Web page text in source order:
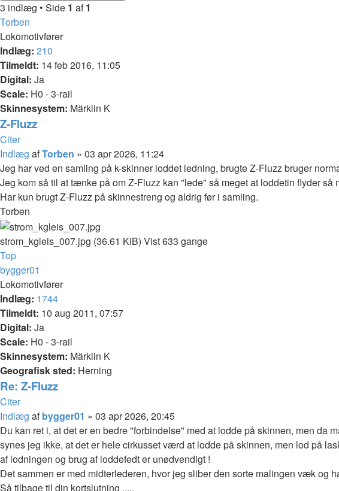
3 indlæg • Side 1 af1
Torben
Lokomotivfører
Indlæg: 210
Tilmeldt: 14 feb 2016, 11:05
Digital: Ja
Scale: H0 - 3-rail
Skinnesystem: Märklin K
Z-Fluzz
Citer
Indlæg afTorben » 03 apr 2026, 11:24
Jeg har ved en samling på k-skinner loddet ledning, brugte Z-Fluzz bruger
Jeg kom så til at tænke på om Z-Fluzz kan "lede" så meget at loddetin flyder så
Har kun brugt Z-Fluzz på skinnestreng og aldrig før i samling.
Torben
strom_kgleis_007.jpg (36.61 KiB) Vist 633 gange
Top
bygger01
Lokomotivfører
Indlæg: 1744
Tilmeldt: 10 aug 2011, 07:57
Digital: Ja
Scale: H0 - 3-rail
Skinnesystem: Märklin K
Geografisk sted: Herning
Re: Z-Fluzz
Citer
Indlæg afbygger01 » 03 apr 2026, 20:45
Du kan ret i, at det er en bedre "forbindelse" med at lodde på skinnen, men da
synes jeg ikke, at det er hele cirkusset værd at lodde på skinnen, men lod på
af lodningen og brug af loddefedt er unødvendigt !
Det sammen er med midterlederen, hvor jeg sliber den sorte malingen væk og
Så tilbage til din kortslutning .....